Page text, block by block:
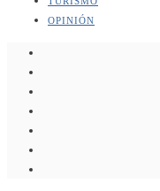
OPINIÓN